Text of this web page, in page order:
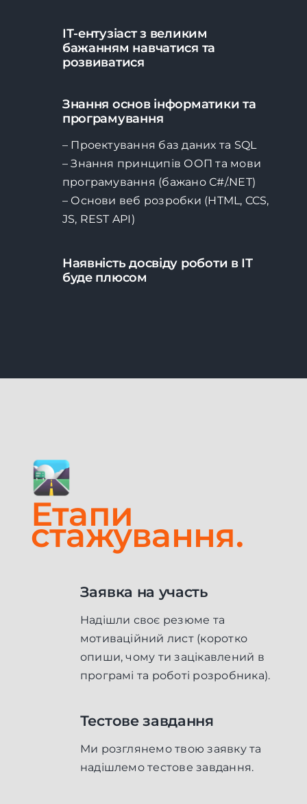
IТ-ентузіаст з великим
бажанням навчатися та
розвиватися
Знання основ інформатики та
програмування
– Проектування баз даних та SQL
– Знання принципів ООП та мови
програмування (бажано С#/.NET)
– Основи веб розробки (HTML, CCS,
JS, REST API)
Наявність досвіду роботи в ІТ
буде плюсом
Етапи
стажування.
Заявка на участь
Надішли своє резюме та
мотиваційний лист (коротко
опиши, чому ти зацікавлений в
програмі та роботі розробника).
Тестове завдання
Ми розглянемо твою заявку та
надішлемо тестове завдання.